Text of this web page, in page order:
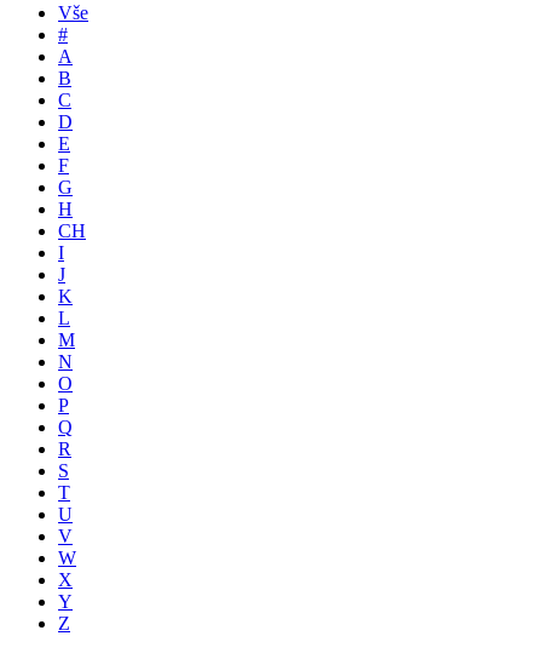
Vše
#
A
B
C
D
E
F
G
H
CH
I
J
K
L
M
N
O
P
Q
R
S
T
U
V
W
X
Y
Z